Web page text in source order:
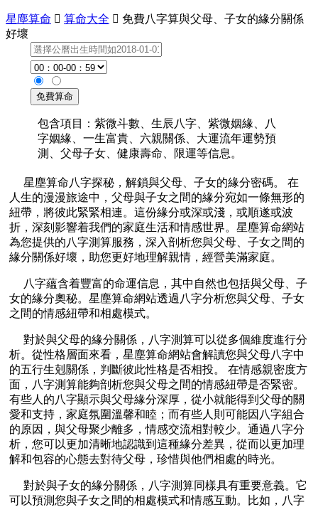
星塵算命  算命大全  免費八字算與父母、子女的緣分關係
好壞
包含項目：紫微斗數、生辰八字、紫微姻緣、八
字姻緣、一生富貴、六親關係、大運流年運勢預
測、父母子女、健康壽命、限運等信息。
星塵算命八字探秘，解鎖與父母、子女的緣分密碼。 在
人生的漫漫旅途中，父母與子女之間的緣分宛如一條無形的
紐帶，將彼此緊緊相連。這份緣分或深或淺，或順遂或波
折，深刻影響着我們的家庭生活和情感世界。星塵算命網站
為您提供的八字測算服務，深入剖析您與父母、子女之間的
緣分關係好壞，助您更好地理解親情，經營美滿家庭。
八字蘊含着豐富的命運信息，其中自然也包括與父母、子
女的緣分奧秘。星塵算命網站透過八字分析您與父母、子女
之間的情感紐帶和相處模式。
對於與父母的緣分關係，八字測算可以從多個維度進行分
析。從性格層面來看，星塵算命網站會解讀您與父母八字中
的五行生剋關係，判斷彼此性格是否相投。 在情感親密度方
面，八字測算能夠剖析您與父母之間的情感紐帶是否緊密。
有些人的八字顯示與父母緣分深厚，從小就能得到父母的關
愛和支持，家庭氛圍溫馨和睦；而有些人則可能因八字組合
的原因，與父母聚少離多，情感交流相對較少。通過八字分
析，您可以更加清晰地認識到這種緣分差異，從而以更加理
解和包容的心態去對待父母，珍惜與他們相處的時光。
對於與子女的緣分關係，八字測算同樣具有重要意義。它
可以預測您與子女之間的相處模式和情感互動。比如，八字